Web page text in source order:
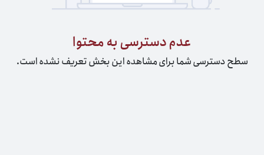
عدم دسترسی به محتوا
سطح دسترسی شما برای مشاهده این بخش تعریف نشده است.